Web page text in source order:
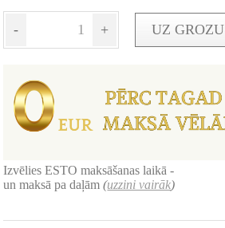
- + UZ GROZU
Izvēlies ESTO maksāšanas laikā -
un maksā pa daļām(uzzini vairāk)